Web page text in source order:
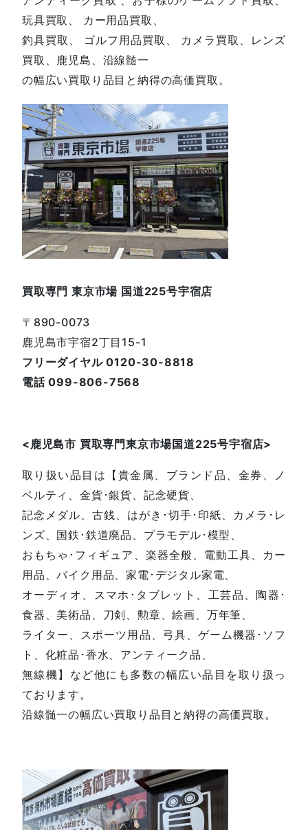
玩具買取、 カー用品買取、
釣具買取、 ゴルフ用品買取、 カメラ買取、レンズ
買取、鹿児島、沿線髄一
の幅広い買取り品目と納得の高価買取。
買取専門 東京市場 国道225号宇宿店
〒890-0073
鹿児島市宇宿2丁目15-1
フリーダイヤル 0120-30-8818
電話 099-806-7568
<鹿児島市 買取専門東京市場国道225号宇宿店>
取り扱い品目は【貴金属、ブランド品、金券、ノ
ベルティ、金貨･銀貨、記念硬貨、
記念メダル、古銭、はがき･切手･印紙、カメラ･レ
ンズ、国鉄･鉄道廃品、プラモデル･模型、
おもちゃ･フィギュア、楽器全般、電動工具、カー
用品、バイク用品、家電･デジタル家電、
オーディオ、スマホ･タブレット、工芸品、陶器･
食器、美術品、刀剣、勲章、絵画、万年筆、
ライター、スポーツ用品、弓具、ゲーム機器･ソフ
ト、化粧品･香水、アンティーク品、
無線機】など他にも多数の幅広い品目を取り扱っ
ております。
沿線髄一の幅広い買取り品目と納得の高価買取。